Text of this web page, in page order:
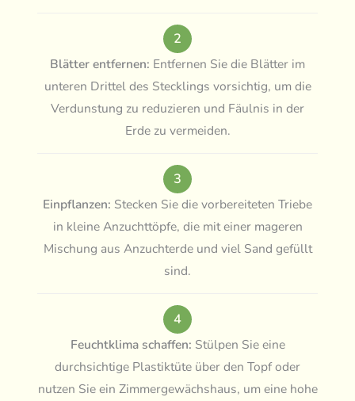
2
Blätter entfernen: Entfernen Sie die Blätter im
unteren Drittel des Stecklings vorsichtig, um die
Verdunstung zu reduzieren und Fäulnis in der
Erde zu vermeiden.
3
Einpflanzen: Stecken Sie die vorbereiteten Triebe
in kleine Anzuchttöpfe, die mit einer mageren
Mischung aus Anzuchterde und viel Sand gefüllt
sind.
4
Feuchtklima schaffen: Stülpen Sie eine
durchsichtige Plastiktüte über den Topf oder
nutzen Sie ein Zimmergewächshaus, um eine hohe